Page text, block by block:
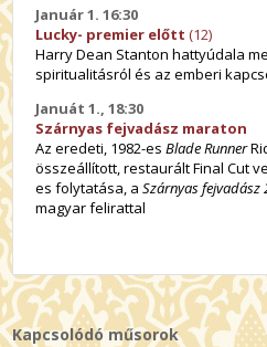
Január 1. 16:30
Lucky- premier előtt(12)
Harry Dean Stanton hattyúdala
spiritualitásról és az emberi
Januát 1., 18:30
Szárnyas fejvadász maraton
Az eredeti, 1982-esBlade Runner
összeállított, restaurált Final Cut
es folytatása, aSzárnyas fejvadász
magyar felirattal
Kapcsolódó műsorok